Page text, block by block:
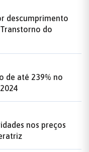
descumprimento
do
de até 239% no
nos preços